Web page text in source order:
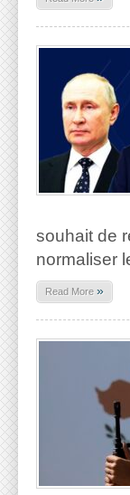
souhait de
normaliser
Read More »